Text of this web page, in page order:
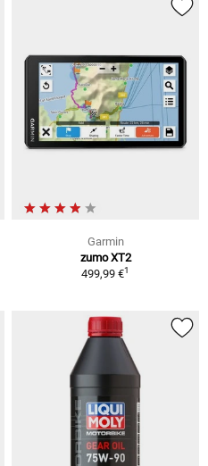
Garmin
zumo XT2
499,99 €1